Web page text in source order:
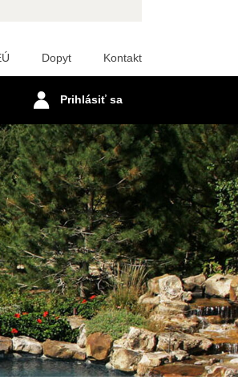
Dopyt Kontakt
Prihlásiť sa